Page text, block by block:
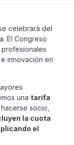
celebrará del
El Congreso
innovación en
una tarifa
socio,
la cuota
el